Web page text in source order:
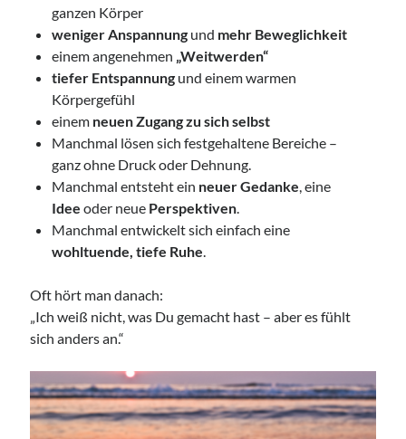
Suchen
ganzen Körper
weniger Anspannung und mehr Beweglichkeit
einem angenehmen „Weitwerden“
tiefer Entspannung und einem warmen
Körpergefühl
einem neuen Zugang zu sich selbst
Manchmal lösen sich festgehaltene Bereiche –
ganz ohne Druck oder Dehnung.
Manchmal entsteht ein neuer Gedanke , eine
Idee oder neue Perspektiven
Manchmal entwickelt sich einfach eine
wohltuende, tiefe Ruhe
Oft hört man danach:
„Ich weiß nicht, was Du gemacht hast – aber es fühlt
sich anders an.“